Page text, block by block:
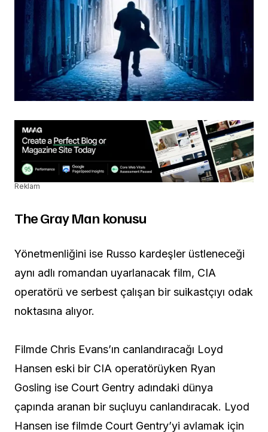
Reklam
The Gray Man konusu
Yönetmenliğini ise Russo kardeşler üstleneceği
aynı adlı romandan uyarlanacak film, CIA
operatörü ve serbest çalışan bir suikastçıyı odak
noktasına alıyor.
Filmde Chris Evans’ın canlandıracağı Loyd
Hansen eski bir CIA operatörüyken Ryan
Gosling ise Court Gentry adındaki dünya
çapında aranan bir suçluyu canlandıracak. Lyod
Hansen ise filmde Court Gentry’yi avlamak için